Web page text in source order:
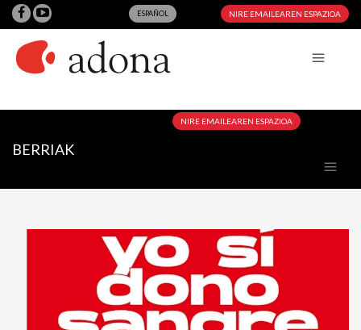
ESPAÑOL NIRE EMAILEAREN ESPAZIOA
NIRE EMAILEAREN ESPAZIOA
BERRIAK